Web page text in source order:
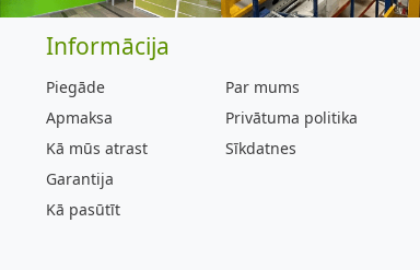
Informācija
Piegāde
Apmaksa
Kā mūs atrast
Garantija
Kā pasūtīt
Par mums
Privātuma politika
Sīkdatnes